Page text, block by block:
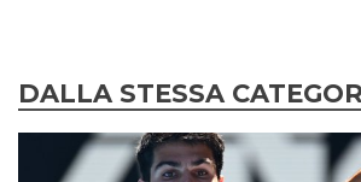
DALLA STESSA